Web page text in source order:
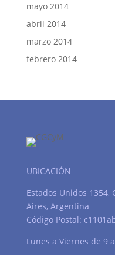
mayo 2014
abril 2014
marzo 2014
febrero 2014
UBICACIÓN
Estados Unidos
Aires, Argentina
Código Postal:
Lunes a Viernes de 9